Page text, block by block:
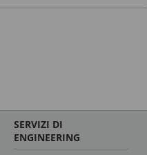
SERVIZI DI
ENGINEERING